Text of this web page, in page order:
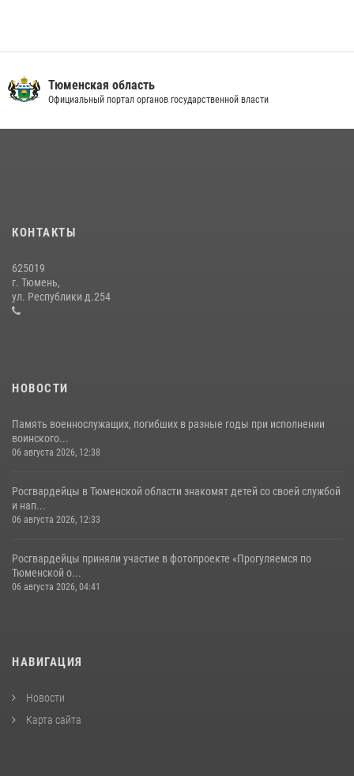
10 июля 2026, 11:46 7
Сотрудники тюменского СОБР "Сова" отработали навыки
десантирования на Урале
16 июля 2026, 10:42
Тюменская область
Официальный портал органов государственной власти
КОНТАКТЫ
625019
г. Тюмень,
ул. Республики д.254
НОВОСТИ
Память военнослужащих, погибших в разные годы при исполнении
воинского...
06 августа 2026, 12:38
Росгвардейцы в Тюменской области знакомят детей со своей службой
и нап...
06 августа 2026, 12:33
Росгвардейцы приняли участие в фотопроекте «Прогуляемся по
Тюменской о...
06 августа 2026, 04:41
НАВИГАЦИЯ
Новости
Карта сайта